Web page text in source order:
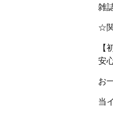
雑
☆
【
安
お
当